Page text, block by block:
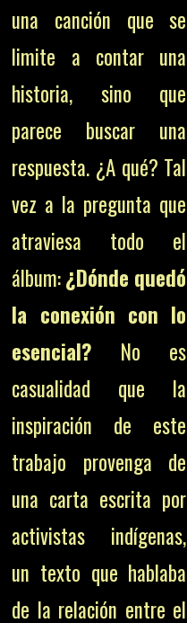
una canción que se
limite a contar una
historia, sino que
parece buscar una
respuesta. ¿A qué? Tal
vez a la pregunta que
atraviesa todo el
álbum:¿Dónde quedó
la conexión con lo
esencial? No es
casualidad que la
inspiración de este
trabajo provenga de
una carta escrita por
activistas indígenas,
un texto que hablaba
de la relación entre el